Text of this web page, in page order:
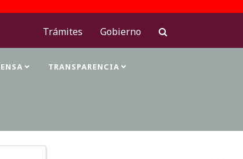
Trámites
Gobierno
TRANSPARENCIA